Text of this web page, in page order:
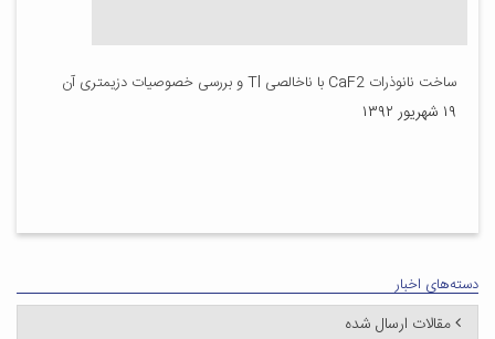
ساخت نانوذرات CaF2 با ناخالصی Tl و بررسی خصوصیات دزیمتری آن
۱۹ شهریور ۱۳۹۲
دسته‌های اخبار
مقالات ارسال شده